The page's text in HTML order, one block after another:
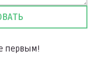
первым!